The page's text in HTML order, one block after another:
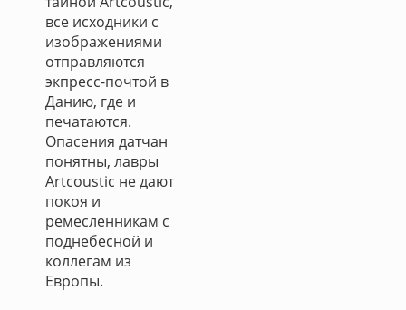
все исходники с
изображениями
отправляются
экпресс-почтой в
Данию, где и
печатаются.
Опасения датчан
понятны, лавры
Artcoustic не дают
покоя и
ремесленникам с
поднебесной и
коллегам из
Европы.